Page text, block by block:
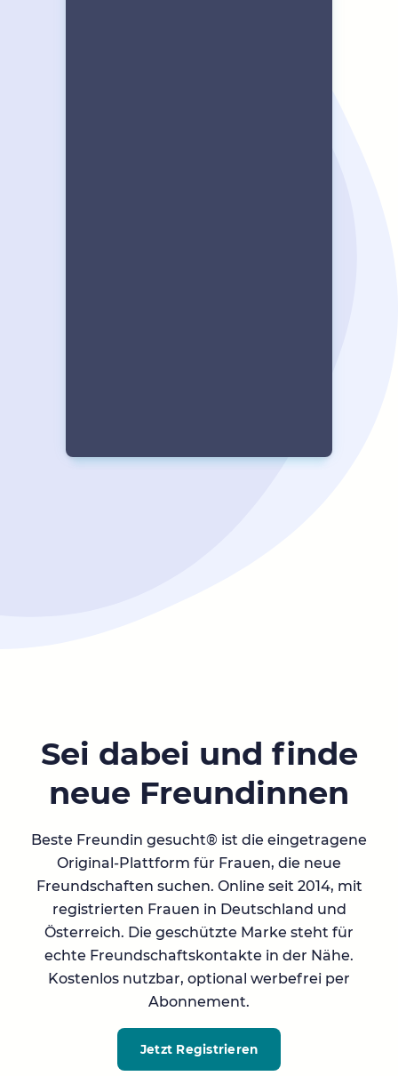
Sei dabei und finde
neue Freundinnen
Beste Freundin gesucht® ist die eingetragene
Original-Plattform für Frauen, die neue
Freundschaften suchen. Online seit 2014, mit
registrierten Frauen in Deutschland und
Österreich. Die geschützte Marke steht für
echte Freundschaftskontakte in der Nähe.
Kostenlos nutzbar, optional werbefrei per
Abonnement.
Jetzt Registrieren